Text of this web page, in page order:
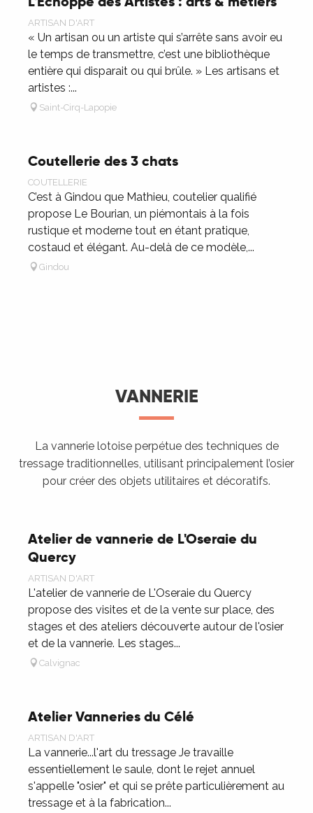
ARTISAN D'ART
« Un artisan ou un artiste qui s’arrête sans avoir eu
le temps de transmettre, c’est une bibliothèque
entière qui disparait ou qui brûle. » Les artisans et
artistes :...
Saint-Cirq-Lapopie
Coutellerie des 3 chats
COUTELLERIE
C’est à Gindou que Mathieu, coutelier qualifié
propose Le Bourian, un piémontais à la fois
rustique et moderne tout en étant pratique,
costaud et élégant. Au-delà de ce modèle,...
Gindou
VANNERIE
La vannerie lotoise perpétue des techniques de
tressage traditionnelles, utilisant principalement l’osier
pour créer des objets utilitaires et décoratifs.
Atelier de vannerie de L'Oseraie du
Quercy
ARTISAN D'ART
L'atelier de vannerie de L'Oseraie du Quercy
propose des visites et de la vente sur place, des
stages et des ateliers découverte autour de l'osier
et de la vannerie. Les stages...
Calvignac
Atelier Vanneries du Célé
ARTISAN D'ART
La vannerie...l'art du tressage Je travaille
essentiellement le saule, dont le rejet annuel
s'appelle "osier" et qui se prête particulièrement au
tressage et à la fabrication...